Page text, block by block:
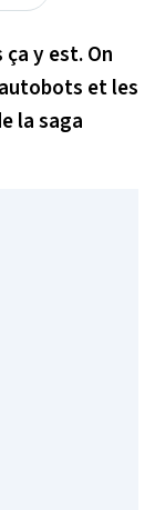
y est. On
et les
la saga